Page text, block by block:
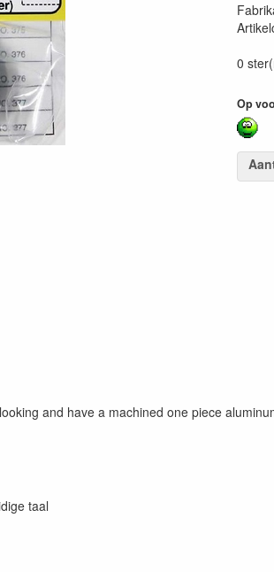
0
Op
and have a machined one piece
taal